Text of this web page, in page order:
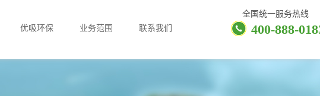
全国统一服务热线
400-888-
优吸环保 业务范围 联系我们